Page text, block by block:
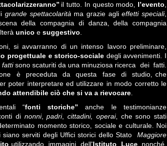
il tutto. In questo modo, l’evento
grande spettacolarità ma grazie aglieffetti speciali,
della compagnia di danza, della compagnia
unico e suggestivo
si avvarranno di un intenso lavoro preliminare,
progettuale e storico-sociale degli avvenimenti. I
fattisono scaturiti da una minuziosa ricerca dei fatti.
è preceduta da questa fase di studio, che
poter interpretare ed utilizzare in modo corretto le
attendibile ciò che si va a rievocare
“fonti storiche” anche le testimonianze
di nonni,padri, cittadini, operai, che sono stati
momento storico, sociale e culturale. Noi
serviti degli Uffici storici dello Stato Maggiore
utilizzando immagini dell'Istituto Luce, nonché,